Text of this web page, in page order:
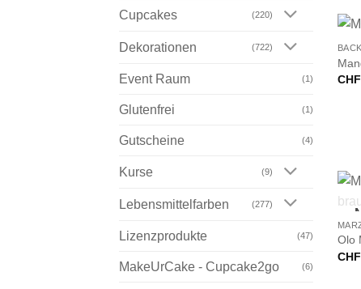
Cupcakes (220)
Dekorationen (722)
Event Raum (1)
Glutenfrei (1)
Gutscheine (4)
Kurse (9)
Lebensmittelfarben (277)
Lizenzprodukte (47)
MakeUrCake - Cupcake2go (6)
+
CHF
Olo
CHF